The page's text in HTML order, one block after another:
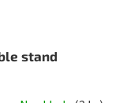
stand